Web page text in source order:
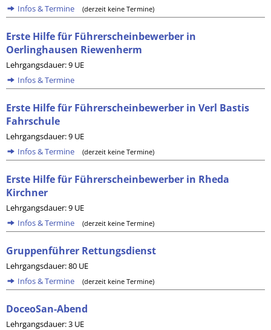
Infos & Termine
(derzeit keine Termine)
Erste Hilfe für Führerscheinbewerber in
Oerlinghausen Riewenherm
Lehrgangsdauer: 9 UE
Infos & Termine
Erste Hilfe für Führerscheinbewerber in Verl Bastis
Fahrschule
Lehrgangsdauer: 9 UE
Infos & Termine
(derzeit keine Termine)
Erste Hilfe für Führerscheinbewerber in Rheda
Kirchner
Lehrgangsdauer: 9 UE
Infos & Termine
(derzeit keine Termine)
Gruppenführer Rettungsdienst
Lehrgangsdauer: 80 UE
Infos & Termine
(derzeit keine Termine)
DoceoSan-Abend
Lehrgangsdauer: 3 UE